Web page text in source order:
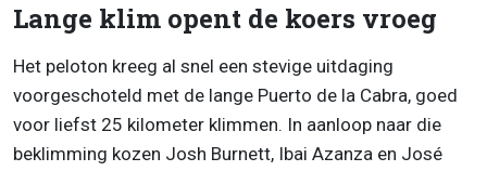
Lange klim opent de koers vroeg
Het peloton kreeg al snel een stevige uitdaging
voorgeschoteld met de lange Puerto de la Cabra, goed
voor liefst 25 kilometer klimmen. In aanloop naar die
beklimming kozen Josh Burnett, Ibai Azanza en José